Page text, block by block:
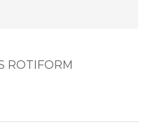
ROTIFORM